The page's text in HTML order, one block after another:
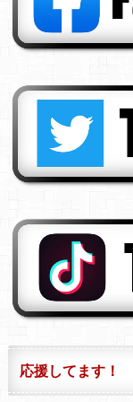
応援してます！